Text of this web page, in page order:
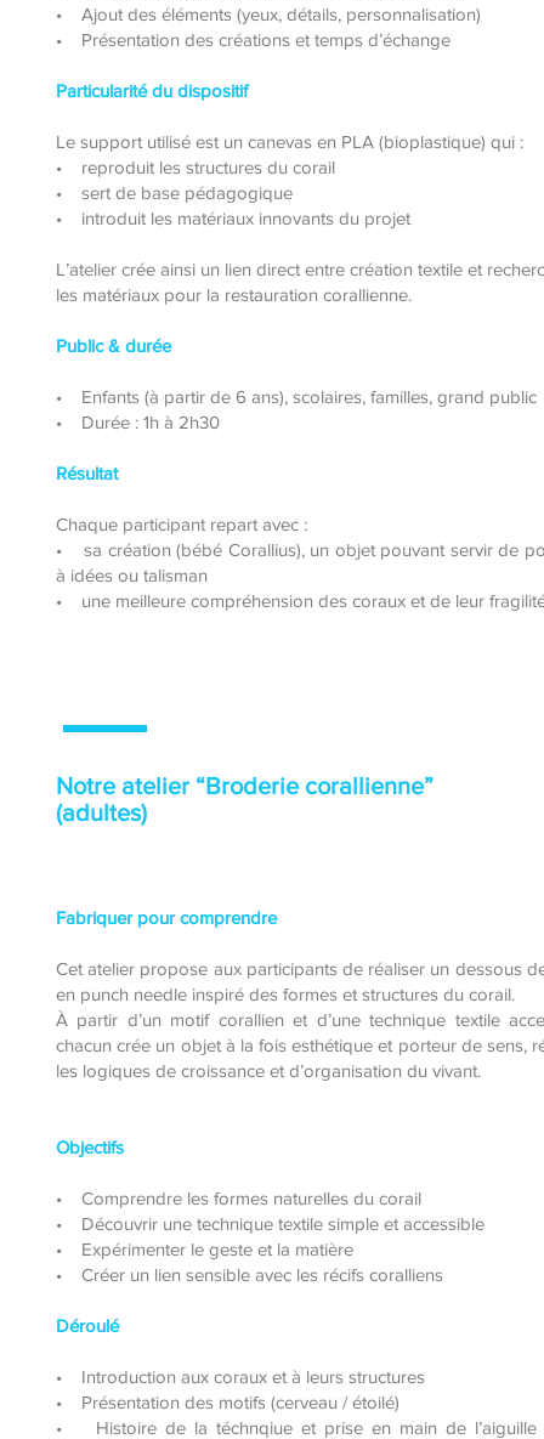
• Ajout des éléments (yeux, détails, personnalisation)
• Présentation des créations et temps d’échange
Particularité du dispositif
Le support utilisé est un canevas en PLA (bioplastique) qui :
• reproduit les structures du corail
• sert de base pédagogique
• introduit les matériaux innovants du projet
L’atelier crée ainsi un lien direct entre création textile et
les matériaux pour la restauration corallienne.
Public & durée
• Enfants (à partir de 6 ans), scolaires, familles, grand public
• Durée : 1h à 2h30
Résultat
Chaque participant repart avec :
• sa création (bébé Corallius), un objet pouvant servir de
à idées ou talisman
• une meilleure compréhension des coraux et de leur
Notre atelier “Broderie corallienne”
(adultes)
Fabriquer pour comprendre
Cet atelier propose aux participants de réaliser un dessous
en punch needle inspiré des formes et structures du corail.
À partir d’un motif corallien et d’une technique textile
chacun crée un objet à la fois esthétique et porteur de sens,
les logiques de croissance et d’organisation du vivant.
Objectifs
• Comprendre les formes naturelles du corail
• Découvrir une technique textile simple et accessible
• Expérimenter le geste et la matière
• Créer un lien sensible avec les récifs coralliens
Déroulé
• Introduction aux coraux et à leurs structures
• Présentation des motifs (cerveau / étoilé)
• Histoire de la téchnqiue et prise en main de l’aiguille